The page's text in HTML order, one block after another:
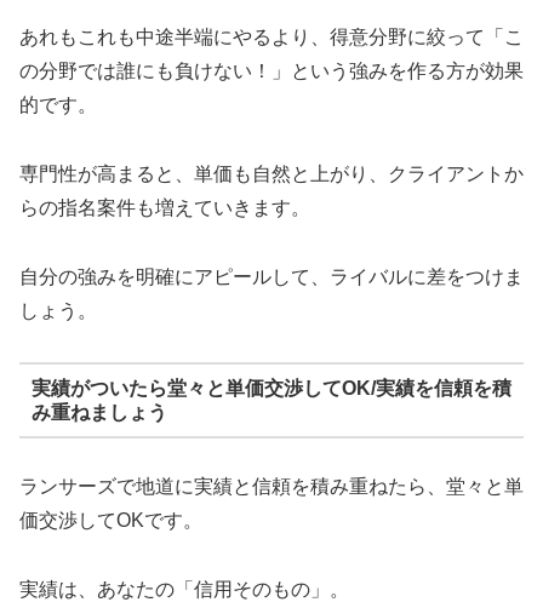
あれもこれも中途半端にやるより、得意分野に絞って「こ
の分野では誰にも負けない！」という強みを作る方が効果
的です。
専門性が高まると、単価も自然と上がり、クライアントか
らの指名案件も増えていきます。
自分の強みを明確にアピールして、ライバルに差をつけま
しょう。
実績がついたら堂々と単価交渉してOK/実績を信頼を積
み重ねましょう
ランサーズで地道に実績と信頼を積み重ねたら、堂々と単
価交渉してOKです。
実績は、あなたの「信用そのもの」。